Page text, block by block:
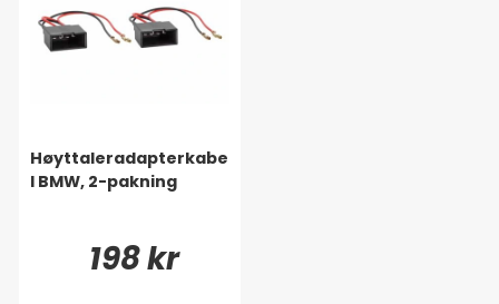
Høyttaleradapterkabe
l BMW, 2-pakning
198 kr